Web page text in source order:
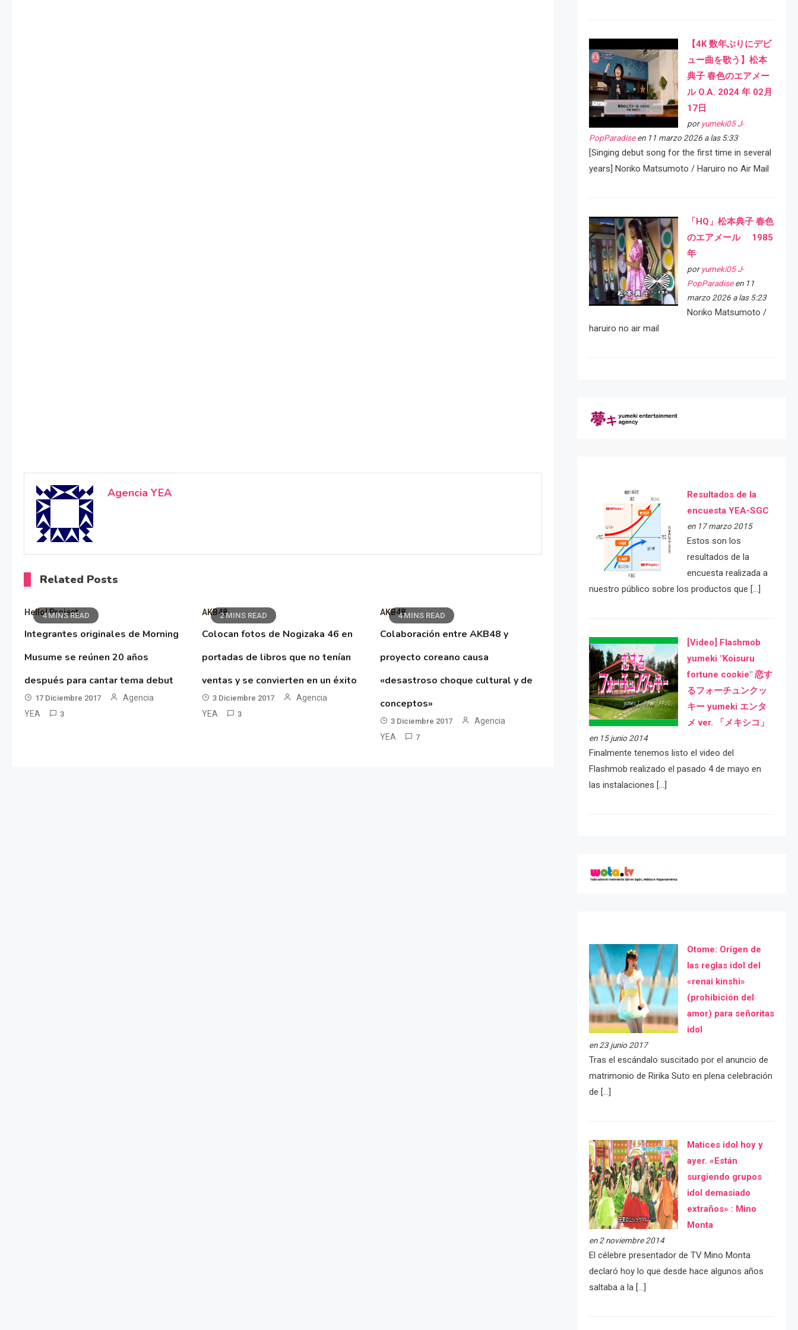
Agencia YEA
Related Posts
4 MINS READ
Hello! Project
Integrantes originales de Morning
Musume se reúnen 20 años
después para cantar tema debut
17 Diciembre 2017
Agencia
YEA
3
2 MINS READ
AKB48
Colocan fotos de Nogizaka 46 en
portadas de libros que no tenían
ventas y se convierten en un éxito
3 Diciembre 2017
Agencia
YEA
3
4 MINS READ
AKB48
Colaboración entre AKB48 y
proyecto coreano causa
«desastroso choque cultural y de
conceptos»
3 Diciembre 2017
Agencia
YEA
7
【4K 数年ぶりにデビ
ュー曲を歌う】松本
典子 春色のエアメー
ル O.A. 2024 年 02月
17日
por yumeki05 J-
PopParadiseen 11 marzo 2026 a las 5:33
[Singing debut song for the first time in several
years] Noriko Matsumoto / Haruiro no Air Mail
「HQ」松本典子 春色
のエアメール 1985
年
por yumeki05 J-
PopParadiseen 11
marzo 2026 a las 5:23
Noriko Matsumoto /
haruiro no air mail
Resultados de la
encuesta YEA-SGC
en 17 marzo 2015
Estos son los
resultados de la
encuesta realizada a
nuestro público sobre los productos que […]
[Video] Flashmob
yumeki "Koisuru
fortune cookie" 恋す
るフォーチュンクッ
キー yumeki エンタ
メ ver. 「メキシコ」
en 15 junio 2014
Finalmente tenemos listo el video del
Flashmob realizado el pasado 4 de mayo en
las instalaciones […]
Otome: Orígen de
las reglas idol del
«renai kinshi»
(prohibición del
amor) para señoritas
idol
en 23 junio 2017
Tras el escándalo suscitado por el anuncio de
matrimonio de Ririka Suto en plena celebración
de […]
Matices idol hoy y
ayer. «Están
surgiendo grupos
idol demasiado
extraños» : Mino
Monta
en 2 noviembre 2014
El célebre presentador de TV Mino Monta
declaró hoy lo que desde hace algunos años
saltaba a la […]